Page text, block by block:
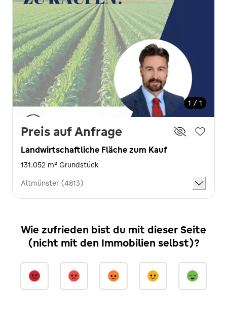
1 / 1
Preis auf Anfrage
Landwirtschaftliche Fläche zum Kauf
131.052 m² Grundstück
Altmünster (4813)
Wie zufrieden bist du mit dieser Seite
(nicht mit den Immobilien selbst)?